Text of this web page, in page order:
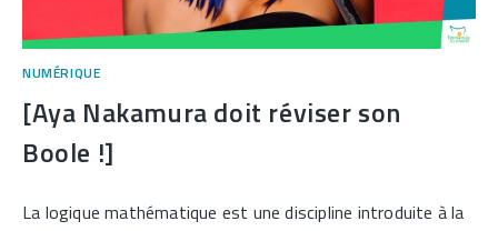
NUMÉRIQUE
[Aya Nakamura doit réviser son
Boole !]
La logique mathématique est une discipline introduite à la